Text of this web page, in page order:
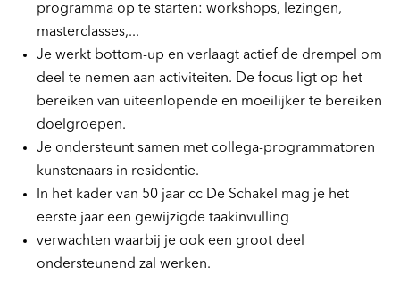
programma op te starten: workshops, lezingen,
masterclasses,...
Je werkt bottom-up en verlaagt actief de drempel om
deel te nemen aan activiteiten. De focus ligt op het
bereiken van uiteenlopende en moeilijker te bereiken
doelgroepen.
Je ondersteunt samen met collega-programmatoren
kunstenaars in residentie.
In het kader van 50 jaar cc De Schakel mag je het
eerste jaar een gewijzigde taakinvulling
verwachten waarbij je ook een groot deel
ondersteunend zal werken.